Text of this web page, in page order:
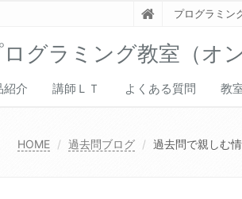
プログラミン
グラミング教室（オン
紹介 講師ＬＴ よくある質問 教
HOME 過去問ブログ 過去問で親しむ